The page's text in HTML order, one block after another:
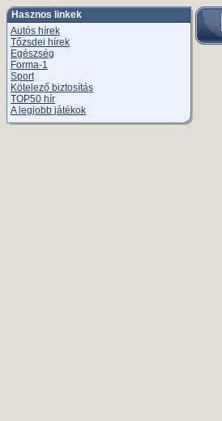
Hasznos linkek
Autós hírek
Tőzsdei hírek
Egészség
Forma-1
Sport
Kötelező biztosítás
TOP50 hír
A legjobb játékok